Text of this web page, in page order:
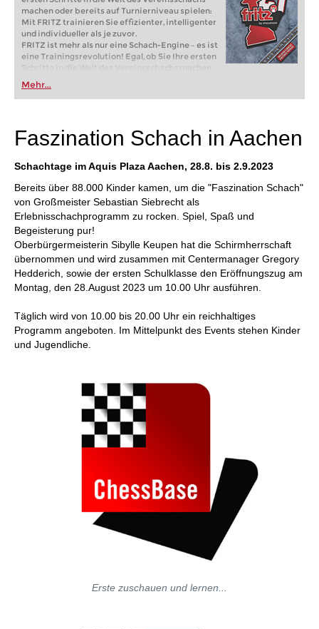
machen oder bereits auf Turnierniveau spielen:
Mit FRITZ trainieren Sie effizienter, intelligenter
und individueller als je zuvor.
FRITZ ist mehr als nur eine Schach-Engine – es ist
eine Trainingsrevolution! Egal, ob Sie Ihre ersten
Schritte in die Welt des Vereinsschachs machen
oder bereits auf Turnierniveau spielen: Mit
FRITZ trainieren Sie effizienter, intelligenter und
individueller als je zuvor.
Mehr...
Faszination Schach in Aachen
Schachtage im Aquis Plaza Aachen, 28.8. bis 2.9.2023
Bereits über 88.000 Kinder kamen, um die "Faszination Schach"
von Großmeister Sebastian Siebrecht als
Erlebnisschachprogramm zu rocken. Spiel, Spaß und
Begeisterung pur!
Oberbürgermeisterin Sibylle Keupen hat die Schirmherrschaft
übernommen und wird zusammen mit Centermanager Gregory
Hedderich, sowie der ersten Schulklasse den Eröffnungszug am
Montag, den 28.August 2023 um 10.00 Uhr ausführen.
Täglich wird von 10.00 bis 20.00 Uhr ein reichhaltiges
Programm angeboten. Im Mittelpunkt des Events stehen Kinder
und Jugendliche.
Erste zuschauen und lernen...